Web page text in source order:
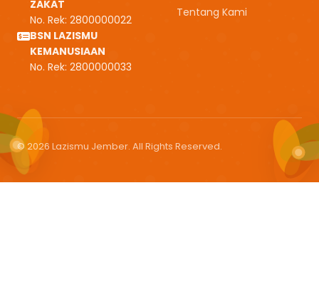
ZAKAT
No. Rek: 2800000022
BSN LAZISMU
KEMANUSIAAN
No. Rek: 2800000033
Tentang Kami
© 2026 Lazismu Jember. All Rights Reserved.